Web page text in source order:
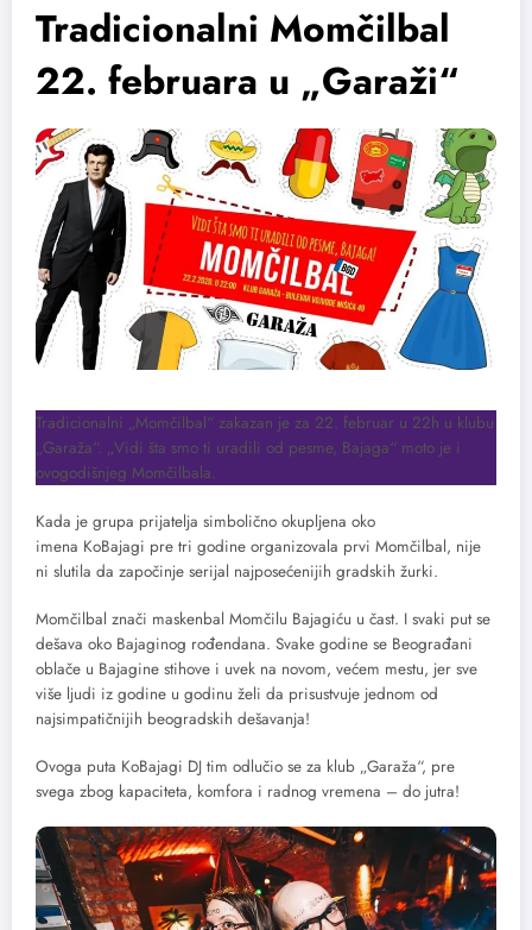
Tradicionalni Momčilbal
22. februara u „Garaži“
Tradicionalni „Momčilbal“ zakazan je za 22. februar u 22h u klubu
„Garaža“. „Vidi šta smo ti uradili od pesme, Bajaga“ moto je i
ovogodišnjeg Momčilbala.
Kada je grupa prijatelja simbolično okupljena oko
imena KoBajagi pre tri godine organizovala prvi Momčilbal, nije
ni slutila da započinje serijal najposećenijih gradskih žurki.
Momčilbal znači maskenbal Momčilu Bajagiću u čast. I svaki put se
dešava oko Bajaginog rođendana. Svake godine se Beograđani
oblače u Bajagine stihove i uvek na novom, većem mestu, jer sve
više ljudi iz godine u godinu želi da prisustvuje jednom od
najsimpatičnijih beogradskih dešavanja!
Ovoga puta KoBajagi DJ tim odlučio se za klub „Garaža“, pre
svega zbog kapaciteta, komfora i radnog vremena – do jutra!